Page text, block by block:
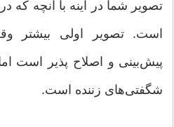
تصویر شما در آینه با آنچه که
است. تصویر اولی بیشتر
پیش‌بینی و اصلاح پذیر است
شگفتی‌های زننده‌ است.